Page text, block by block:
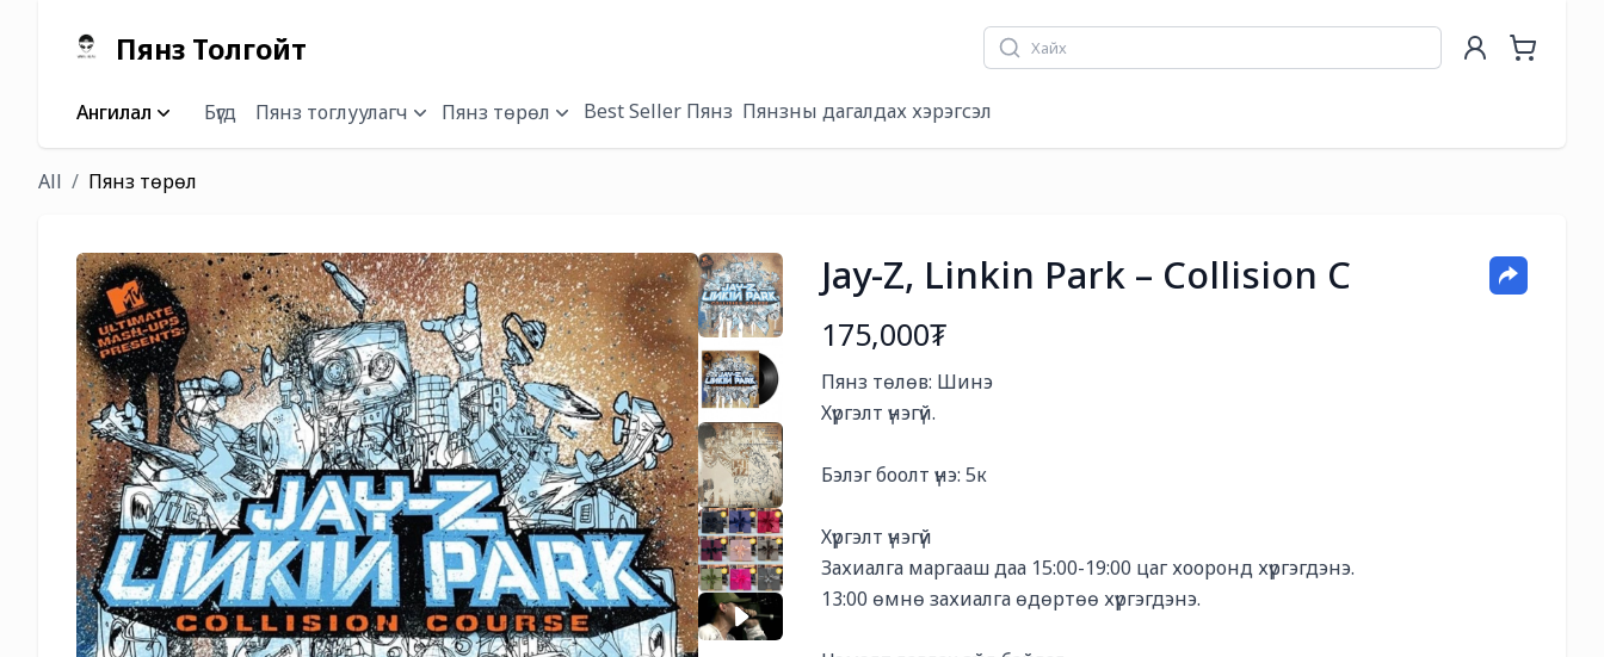
Пянз Толгойт
Ангилал Бүгд Пянз тоглуулагч Пянз төрөл Best Seller Пянз Пянзны дагалдах хэрэгсэл
All Пянз төрөл
Jay-Z, Linkin Park – Collision C
175,000₮
Пянз төлөв: Шинэ
Хүргэлт үнэгүй.
Бэлэг боолт үнэ: 5к
Хүргэлт үнэгүй
Захиалга маргааш даа 15:00-19:00 цаг хооронд хүргэгдэнэ.
13:00 өмнө захиалга өдөртөө хүргэгдэнэ.